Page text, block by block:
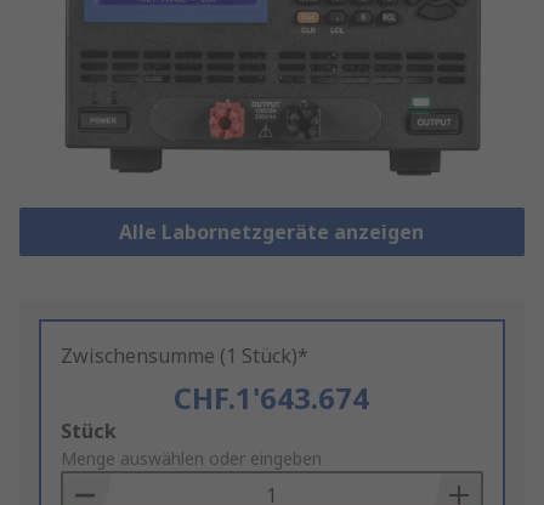
Alle Labornetzgeräte anzeigen
Zwischensumme (1 Stück)*
CHF.1'643.674
Add
to
Basket
Stück
Menge auswählen oder eingeben